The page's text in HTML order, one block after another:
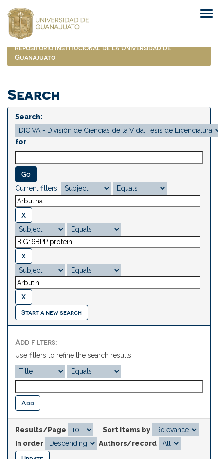
navigation
Repositorio Institucional de la Universidad de
Guanajuato
Search
Search:
for
Current filters:
Start a new search
Add filters:
Use filters to refine the search results.
Results/Page
Sort items by
In order
Authors/record